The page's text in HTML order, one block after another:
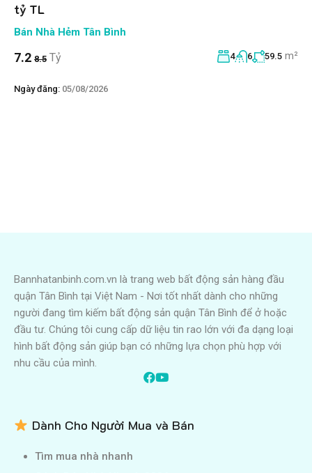
tỷ TL
Bán Nhà Hẻm Tân Bình
7.2 8.5 Tỷ 4 6 59.5 m²
Ngày đăng: 05/08/2026
Bannhatanbinh.com.vn là trang web bất động sản hàng đầu
quận Tân Bình tại Việt Nam - Nơi tốt nhất dành cho những
người đang tìm kiếm bất động sản quận Tân Bình để ở hoặc
đầu tư. Chúng tôi cung cấp dữ liệu tin rao lớn với đa dạng loại
hình bất động sản giúp bạn có những lựa chọn phù hợp với
nhu cầu của mình.
Dành Cho Người Mua và Bán
Tìm mua nhà nhanh